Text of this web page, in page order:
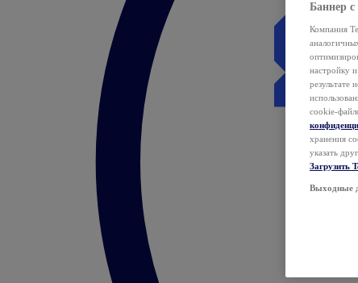
Баннер с
Компания
настройку
результате
cookie-
хранения
указать
Загрузить
Выходные